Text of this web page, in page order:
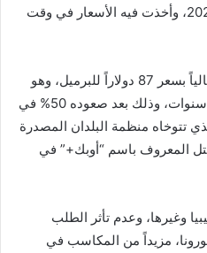
في الطلب أفرزته الجائحة في 2020، وأخذت فيه الأسعار في وقت
ويجري تداول مزيج برنت الخام حالياً بسعر 87 دولاراً للبرميل، وهو
أعلى مستوى يصل إليه منذ سبع سنوات، وذلك بعد صعوده 50% في
تتوخاه منظمة البلدان المصدرة
المعروف باسم “أوبك+” في
وغيرها، وعدم تأثر الطلب
مزيداً من المكاسب في